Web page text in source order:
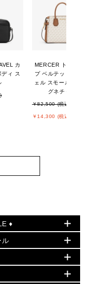
カ
ディ ス
MERCER トップジッ
プ ベルテッド サッチ
ェル スモール - MKシ
グネチャー
￥82,500 (税込)
￥14,300 (税込)
♦
ム
ル
月の特別価格